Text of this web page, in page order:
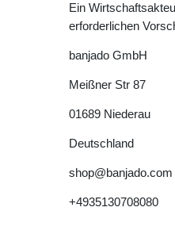
Ein
erforderlichen
banjado GmbH
Meißner Str 87
01689 Niederau
Deutschland
shop@banjado.com
+4935130708080